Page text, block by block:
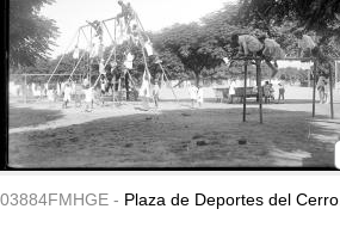
03884FMHGE - Plaza de Deportes del Cerro.